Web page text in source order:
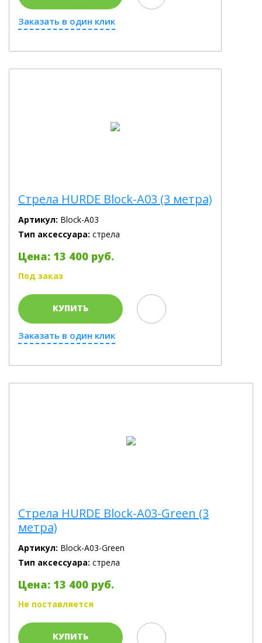
Заказать в один клик
Cтрела HURDE Block-A03 (3 метра)
Артикул: Block-A03
Тип аксессуара: стрела
Цена: 13 400 руб.
Под заказ
КУПИТЬ
Заказать в один клик
Cтрела HURDE Block-A03-Green (3
метра)
Артикул: Block-A03-Green
Тип аксессуара: стрела
Цена: 13 400 руб.
Не поставляется
КУПИТЬ